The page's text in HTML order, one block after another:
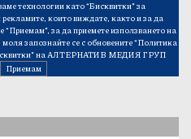
технологии като “Бисквитки” за
които виждате, както и за да
за да приемете използването на
запознайте се с обновените“Политика
на АЛТЕРНАТИВ МЕДИЯ ГРУП
Приемам